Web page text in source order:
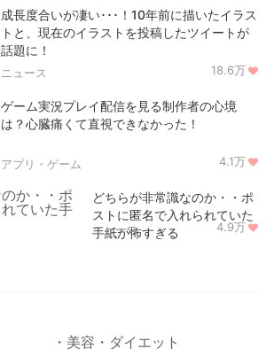
成長度合いが凄い･･･！10年前に描いたイラス
トと、現在のイラストを投稿したツイートが
話題に！
ニュース 18.6万
ゲーム実況プレイ配信を見る制作者の心境
は？心臓痛くて直視できなかった！
アプリ・ゲーム 4.1万
どちらが非常識なのか・・ポ
ストに匿名で入れられていた
手紙が怖すぎる
ニュース 4.9万
美容・ダイエット